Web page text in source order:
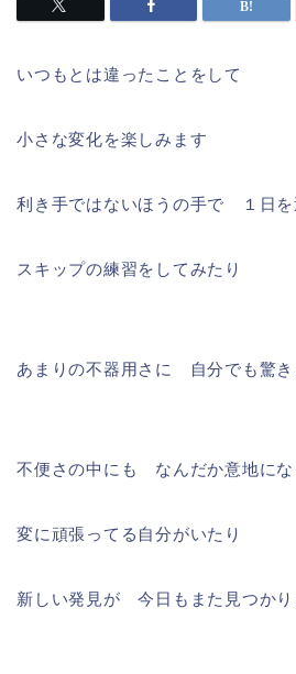
いつもとは違ったことをして
小さな変化を楽しみます
利き手ではないほうの手で １日を
スキップの練習をしてみたり
あまりの不器用さに 自分でも驚き
不便さの中にも なんだか意地にな
変に頑張ってる自分がいたり
新しい発見が 今日もまた見つかり